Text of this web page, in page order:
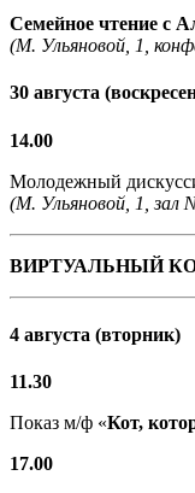
Семейное чтение с
(М. Ульяновой, 1,
30 августа
14.00
Молодежный
(М. Ульяновой, 1, зал
ВИРТУАЛЬНЫЙ
4 августа (вторник)
11.30
Показ м/ф «Кот,
17.00